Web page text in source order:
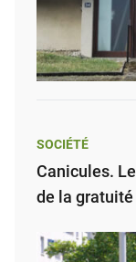
SOCIÉTÉ
Canicules.
de la